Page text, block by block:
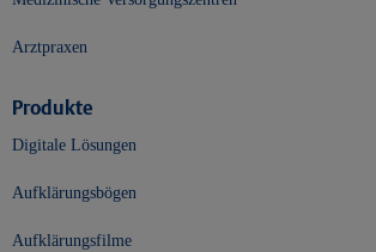
Arztpraxen
Produkte
Digitale Lösungen
Aufklärungsbögen
Aufklärungsfilme